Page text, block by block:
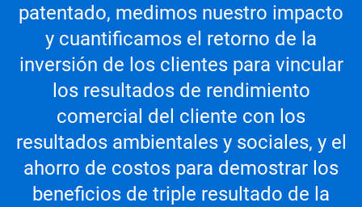
patentado, medimos nuestro impacto
y cuantificamos el retorno de la
inversión de los clientes para vincular
los resultados de rendimiento
comercial del cliente con los
resultados ambientales y sociales, y el
ahorro de costos para demostrar los
beneficios de triple resultado de la